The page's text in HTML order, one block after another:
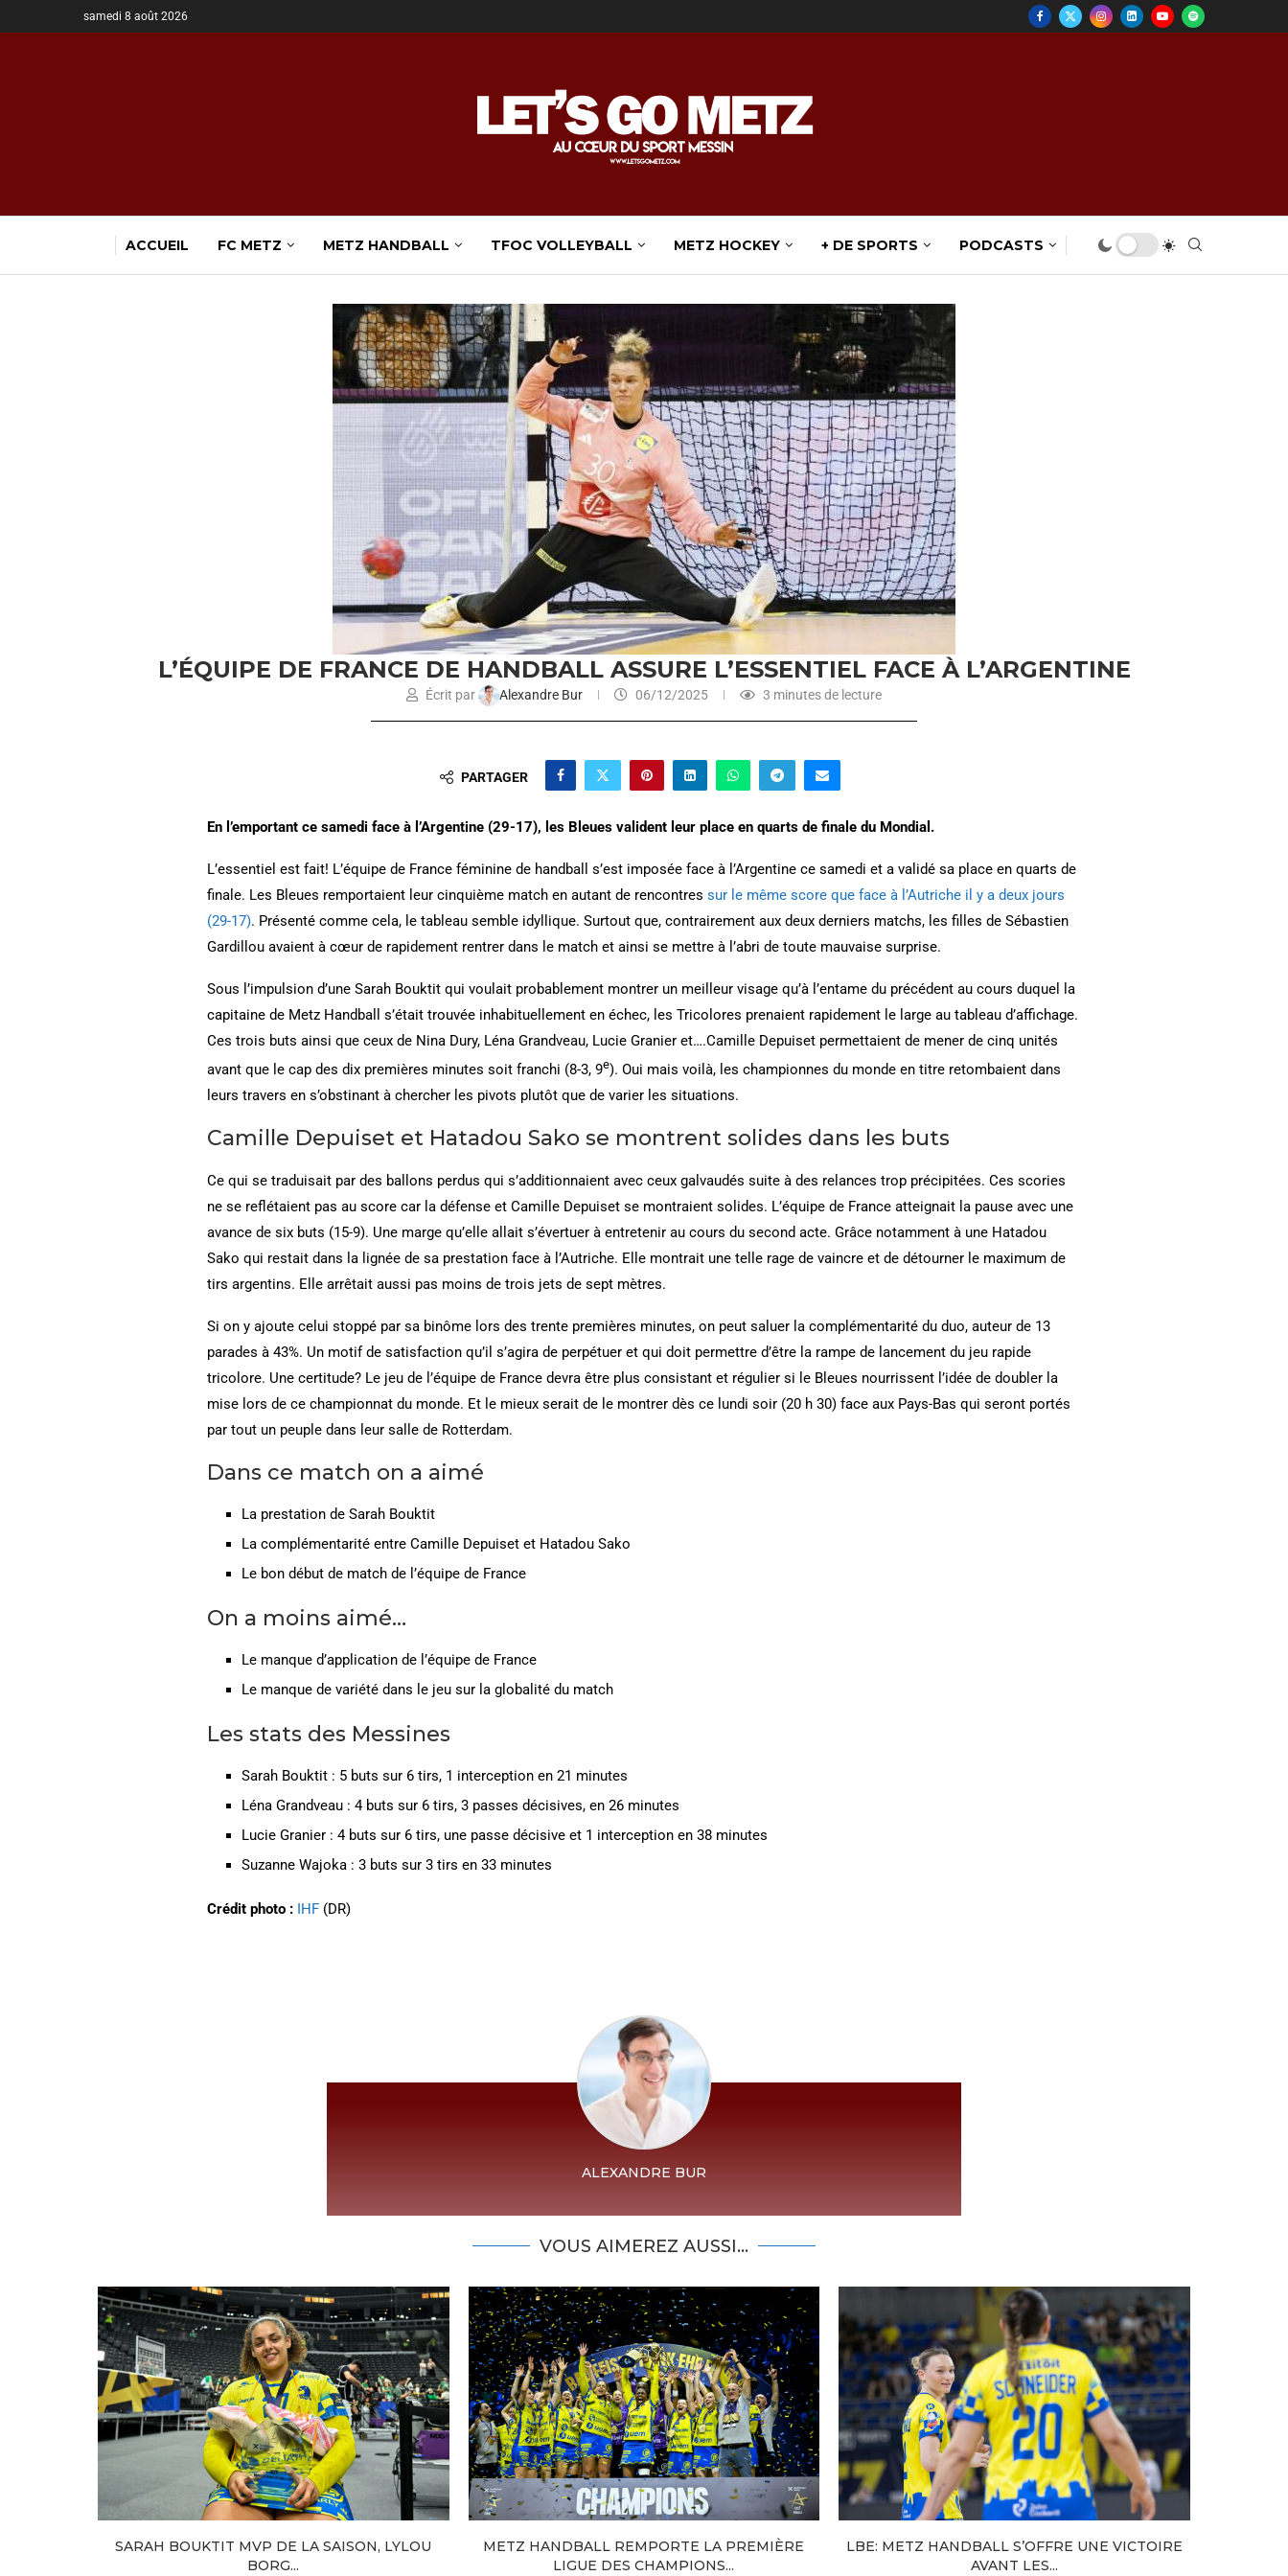
samedi 8 août 2026
ACCUEIL FC METZ METZ HANDBALL TFOC VOLLEYBALL METZ HOCKEY + DE SPORTS PODCASTS
L’ÉQUIPE DE FRANCE DE HANDBALL ASSURE L’ESSENTIEL FACE À L’ARGENTINE
Écrit par Alexandre Bur 06/12/2025 3 minutes de lecture
PARTAGER
En l’emportant ce samedi face à l’Argentine (29-17), les Bleues valident leur place en quarts de finale du Mondial.
L’essentiel est fait! L’équipe de France féminine de handball s’est imposée face à l’Argentine ce samedi et a validé sa place en quarts de
finale. Les Bleues remportaient leur cinquième match en autant de rencontres sur le même score que face à l’Autriche il y a deux jours
(29-17). Présenté comme cela, le tableau semble idyllique. Surtout que, contrairement aux deux derniers matchs, les filles de Sébastien
Gardillou avaient à cœur de rapidement rentrer dans le match et ainsi se mettre à l’abri de toute mauvaise surprise.
Sous l’impulsion d’une Sarah Bouktit qui voulait probablement montrer un meilleur visage qu’à l’entame du précédent au cours duquel la
capitaine de Metz Handball s’était trouvée inhabituellement en échec, les Tricolores prenaient rapidement le large au tableau d’affichage.
Ces trois buts ainsi que ceux de Nina Dury, Léna Grandveau, Lucie Granier et….Camille Depuiset permettaient de mener de cinq unités
avant que le cap des dix premières minutes soit franchi (8-3, 9e). Oui mais voilà, les championnes du monde en titre retombaient dans
leurs travers en s’obstinant à chercher les pivots plutôt que de varier les situations.
Camille Depuiset et Hatadou Sako se montrent solides dans les buts
Ce qui se traduisait par des ballons perdus qui s’additionnaient avec ceux galvaudés suite à des relances trop précipitées. Ces scories
ne se reflétaient pas au score car la défense et Camille Depuiset se montraient solides. L’équipe de France atteignait la pause avec une
avance de six buts (15-9). Une marge qu’elle allait s’évertuer à entretenir au cours du second acte. Grâce notamment à une Hatadou
Sako qui restait dans la lignée de sa prestation face à l’Autriche. Elle montrait une telle rage de vaincre et de détourner le maximum de
tirs argentins. Elle arrêtait aussi pas moins de trois jets de sept mètres.
Si on y ajoute celui stoppé par sa binôme lors des trente premières minutes, on peut saluer la complémentarité du duo, auteur de 13
parades à 43%. Un motif de satisfaction qu’il s’agira de perpétuer et qui doit permettre d’être la rampe de lancement du jeu rapide
tricolore. Une certitude? Le jeu de l’équipe de France devra être plus consistant et régulier si le Bleues nourrissent l’idée de doubler la
mise lors de ce championnat du monde. Et le mieux serait de le montrer dès ce lundi soir (20 h 30) face aux Pays-Bas qui seront portés
par tout un peuple dans leur salle de Rotterdam.
Dans ce match on a aimé
La prestation de Sarah Bouktit
La complémentarité entre Camille Depuiset et Hatadou Sako
Le bon début de match de l’équipe de France
On a moins aimé…
Le manque d’application de l’équipe de France
Le manque de variété dans le jeu sur la globalité du match
Les stats des Messines
Sarah Bouktit : 5 buts sur 6 tirs, 1 interception en 21 minutes
Léna Grandveau : 4 buts sur 6 tirs, 3 passes décisives, en 26 minutes
Lucie Granier : 4 buts sur 6 tirs, une passe décisive et 1 interception en 38 minutes
Suzanne Wajoka : 3 buts sur 3 tirs en 33 minutes
Crédit photo : IHF (DR)
ALEXANDRE BUR
VOUS AIMEREZ AUSSI...
SARAH BOUKTIT MVP DE LA SAISON, LYLOU
BORG...
METZ HANDBALL REMPORTE LA PREMIÈRE
LIGUE DES CHAMPIONS...
LBE: METZ HANDBALL S’OFFRE UNE VICTOIRE
AVANT LES...